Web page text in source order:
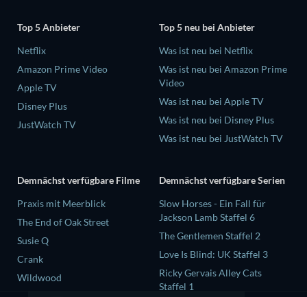
Top 5 Anbieter
Netflix
Amazon Prime Video
Apple TV
Disney Plus
JustWatch TV
Top 5 neu bei Anbieter
Was ist neu bei Netflix
Was ist neu bei Amazon Prime
Video
Was ist neu bei Apple TV
Was ist neu bei Disney Plus
Was ist neu bei JustWatch TV
Demnächst verfügbare Filme
Praxis mit Meerblick
The End of Oak Street
Susie Q
Crank
Wildwood
Demnächst verfügbare Serien
Slow Horses - Ein Fall für
Jackson Lamb Staffel 6
The Gentlemen Staffel 2
Love Is Blind: UK Staffel 3
Ricky Gervais Alley Cats
Staffel 1